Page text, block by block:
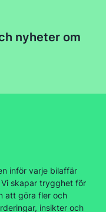
nyheter om
inför varje bilaffär
skapar trygghet för
att göra fler och
insikter och